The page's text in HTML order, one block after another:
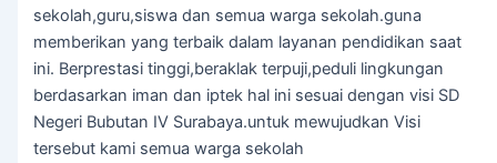
sekolah,guru,siswa dan semua warga sekolah.guna
memberikan yang terbaik dalam layanan pendidikan saat
ini. Berprestasi tinggi,beraklak terpuji,peduli lingkungan
berdasarkan iman dan iptek hal ini sesuai dengan visi SD
Negeri Bubutan IV Surabaya.untuk mewujudkan Visi
tersebut kami semua warga sekolah